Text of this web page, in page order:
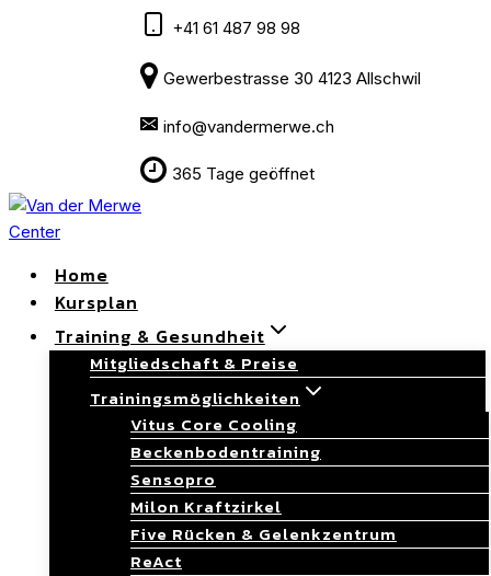
+41 61 487 98 98
Gewerbestrasse 30 4123 Allschwil
info@vandermerwe.ch
365 Tage geöffnet
Home
Kursplan
Training & Gesundheit
Mitgliedschaft & Preise
Trainingsmöglichkeiten
Vitus Core Cooling
Beckenbodentraining
Sensopro
Milon Kraftzirkel
Five Rücken & Gelenkzentrum
ReAct